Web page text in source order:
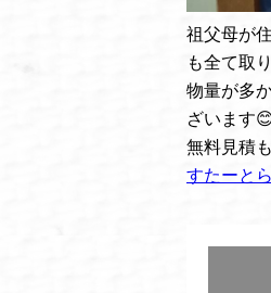
祖父母が
も全て取
物量が多
ざいます
無料見積
すたーと